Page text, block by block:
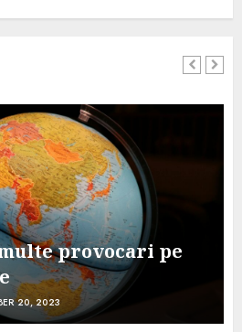
multe provocari pe
20, 2023